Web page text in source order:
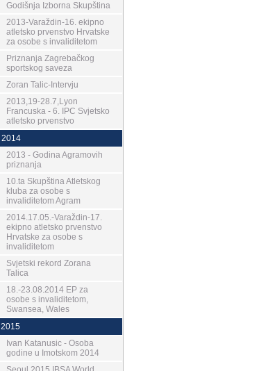
Godišnja Izborna Skupština
2013-Varaždin-16. ekipno
atletsko prvenstvo Hrvatske
za osobe s invaliditetom
Priznanja Zagrebačkog
sportskog saveza
Zoran Talic-Intervju
2013,19-28.7,Lyon
Francuska - 6. IPC Svjetsko
atletsko prvenstvo
2014
2013 - Godina Agramovih
priznanja
10.ta Skupština Atletskog
kluba za osobe s
invaliditetom Agram
2014.17.05.-Varaždin-17.
ekipno atletsko prvenstvo
Hrvatske za osobe s
invaliditetom
Svjetski rekord Zorana
Talica
18.-23.08.2014 EP za
osobe s invaliditetom,
Swansea, Wales
2015
Ivan Katanusic - Osoba
godine u Imotskom 2014